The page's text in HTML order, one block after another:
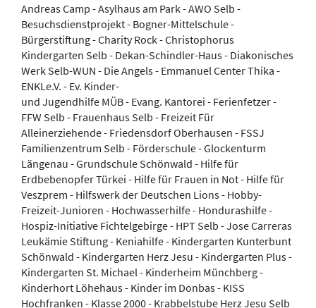
Andreas Camp - Asylhaus am Park - AWO Selb -
Besuchsdienstprojekt - Bogner-Mittelschule -
Bürgerstiftung - Charity Rock - Christophorus
Kindergarten Selb - Dekan-Schindler-Haus - Diakonisches
Werk Selb-WUN - Die Angels - Emmanuel Center Thika -
ENKLe.V. - Ev. Kinder-
und Jugendhilfe MÜB - Evang. Kantorei - Ferienfetzer -
FFW Selb - Frauenhaus Selb - Freizeit Für
Alleinerziehende - Friedensdorf Oberhausen - FSSJ
Familienzentrum Selb - Förderschule - Glockenturm
Längenau - Grundschule Schönwald - Hilfe für
Erdbebenopfer Türkei - Hilfe für Frauen in Not - Hilfe für
Veszprem - Hilfswerk der Deutschen Lions - Hobby-
Freizeit-Junioren - Hochwasserhilfe - Hondurashilfe -
Hospiz-Initiative Fichtelgebirge - HPT Selb - Jose Carreras
Leukämie Stiftung - Keniahilfe - Kindergarten Kunterbunt
Schönwald - Kindergarten Herz Jesu - Kindergarten Plus -
Kindergarten St. Michael - Kinderheim Münchberg -
Kinderhort Löhehaus - Kinder im Donbas - KISS
Hochfranken - Klasse 2000 - Krabbelstube Herz Jesu Selb